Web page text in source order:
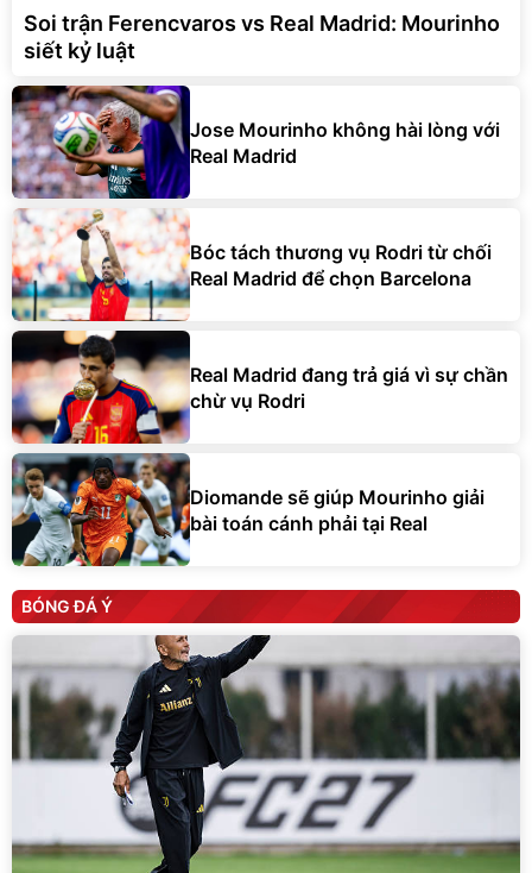
Soi trận Ferencvaros vs Real Madrid: Mourinho
siết kỷ luật
Jose Mourinho không hài lòng với
Real Madrid
Bóc tách thương vụ Rodri từ chối
Real Madrid để chọn Barcelona
Real Madrid đang trả giá vì sự chần
chừ vụ Rodri
Diomande sẽ giúp Mourinho giải
bài toán cánh phải tại Real
BÓNG ĐÁ Ý